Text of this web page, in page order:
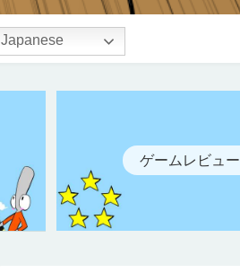
Japanese
ゲームレビュー